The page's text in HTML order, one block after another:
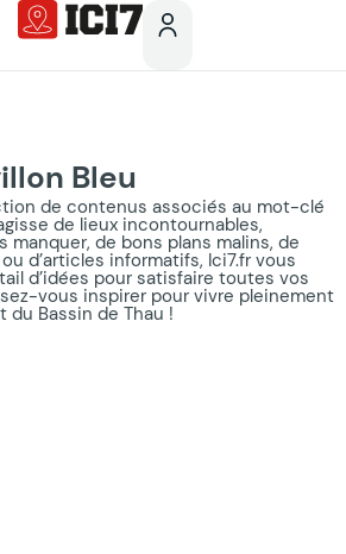
Bleu
de contenus associés au mot-clé
de lieux incontournables,
manquer, de bons plans malins, de
d’articles informatifs, Ici7.fr vous
d’idées pour satisfaire toutes vos
vous inspirer pour vivre pleinement
du Bassin de Thau !